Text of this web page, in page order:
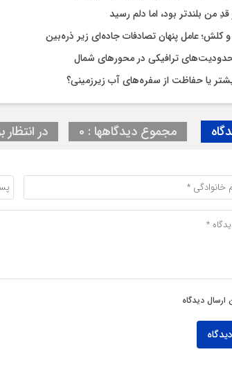
من بلندتر بود، اما دلم رسید
و کلش؛ عامل پنهان تصادفات جاده‌ای زیر ذره‌بین
ترافیکی در محورهای شمال
یا حفاظت از سفره‌های آب زیرزمینی؟
مجموع دیدگاهها : 0 در انتظار
ارسال دیدگاه